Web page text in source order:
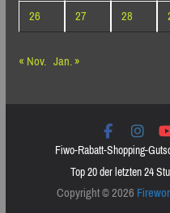
26
27 28
« Nov. Jan. »
Fiwo-Rabatt-Shopping-
Top 20 der letzten 24
Copyright © 2026